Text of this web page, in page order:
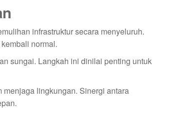
infrastruktur secara menyeluruh.
normal.
sungai. Langkah ini dinilai penting untuk
menjaga lingkungan. Sinergi antara